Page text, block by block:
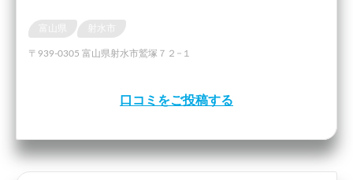
〒939-0305 富山県射水市鷲塚７２−１
口コミをご投稿する